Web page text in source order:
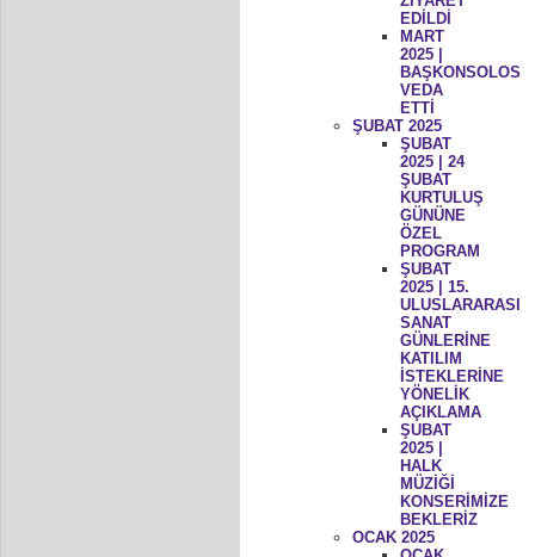
EDİLDİ
MART
2025 |
BAŞKONSOLOS
VEDA
ETTİ
ŞUBAT 2025
ŞUBAT
2025 | 24
ŞUBAT
KURTULUŞ
GÜNÜNE
ÖZEL
PROGRAM
ŞUBAT
2025 | 15.
ULUSLARARASI
SANAT
GÜNLERİNE
KATILIM
İSTEKLERİNE
YÖNELİK
AÇIKLAMA
ŞUBAT
2025 |
HALK
MÜZİĞİ
KONSERİMİZE
BEKLERİZ
OCAK 2025